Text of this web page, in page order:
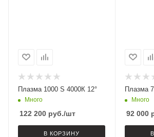
Плазма 1000 S 4000К 12°
Много
122 200 руб./шт
В КОРЗИНУ
Плазма
Много
92 000